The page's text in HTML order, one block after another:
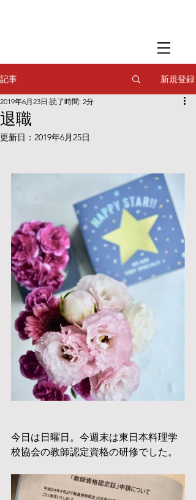
フードスタイリング
記事 新規登録
退職
2019年6月23日 読了時間: 2分
更新日： 2019年6月25日
今日は日曜日。今週末は東日本料理学
校協会の教師認定資格の研修でした。